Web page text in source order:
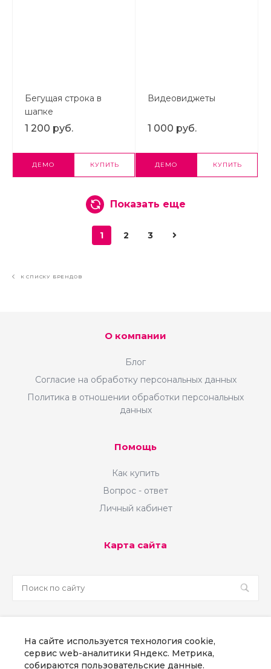
Бегущая строка в
шапке
1 200 руб.
ДЕМО КУПИТЬ
Видеовиджеты
1 000 руб.
ДЕМО КУПИТЬ
Показать еще
1 2 3
К СПИСКУ БРЕНДОВ
О компании
Блог
Согласие на обработку персональных данных
Политика в отношении обработки персональных
данных
Помощь
Как купить
Вопрос - ответ
Личный кабинет
Карта сайта
8 800 300 58 70
На сайте используется технология cookie,
сервис web-аналитики Яндекс. Метрика,
собираются пользовательские данные.